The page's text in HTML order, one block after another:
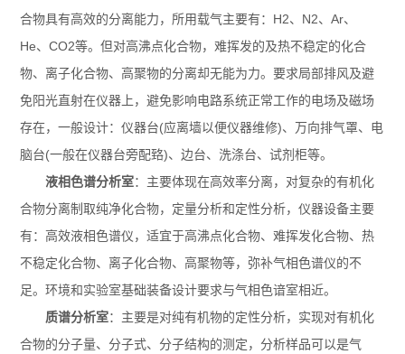
合物具有高效的分离能力，所用载气主要有：H2、N2、Ar、
He、CO2等。但对高沸点化合物，难挥发的及热不稳定的化合
物、离子化合物、高聚物的分离却无能为力。要求局部排风及避
免阳光直射在仪器上，避免影响电路系统正常工作的电场及磁场
存在，一般设计：仪器台(应离墙以便仪器维修)、万向排气罩、电
脑台(一般在仪器台旁配臵)、边台、洗涤台、试剂柜等。
液相色谱分析室：主要体现在高效率分离，对复杂的有机化
合物分离制取纯净化合物，定量分析和定性分析，仪器设备主要
有：高效液相色谱仪，适宜于高沸点化合物、难挥发化合物、热
不稳定化合物、离子化合物、高聚物等，弥补气相色谱仪的不
足。环境和实验室基础装备设计要求与气相色谙室相近。
质谱分析室：主要是对纯有机物的定性分析，实现对有机化
合物的分子量、分子式、分子结构的测定，分析样品可以是气